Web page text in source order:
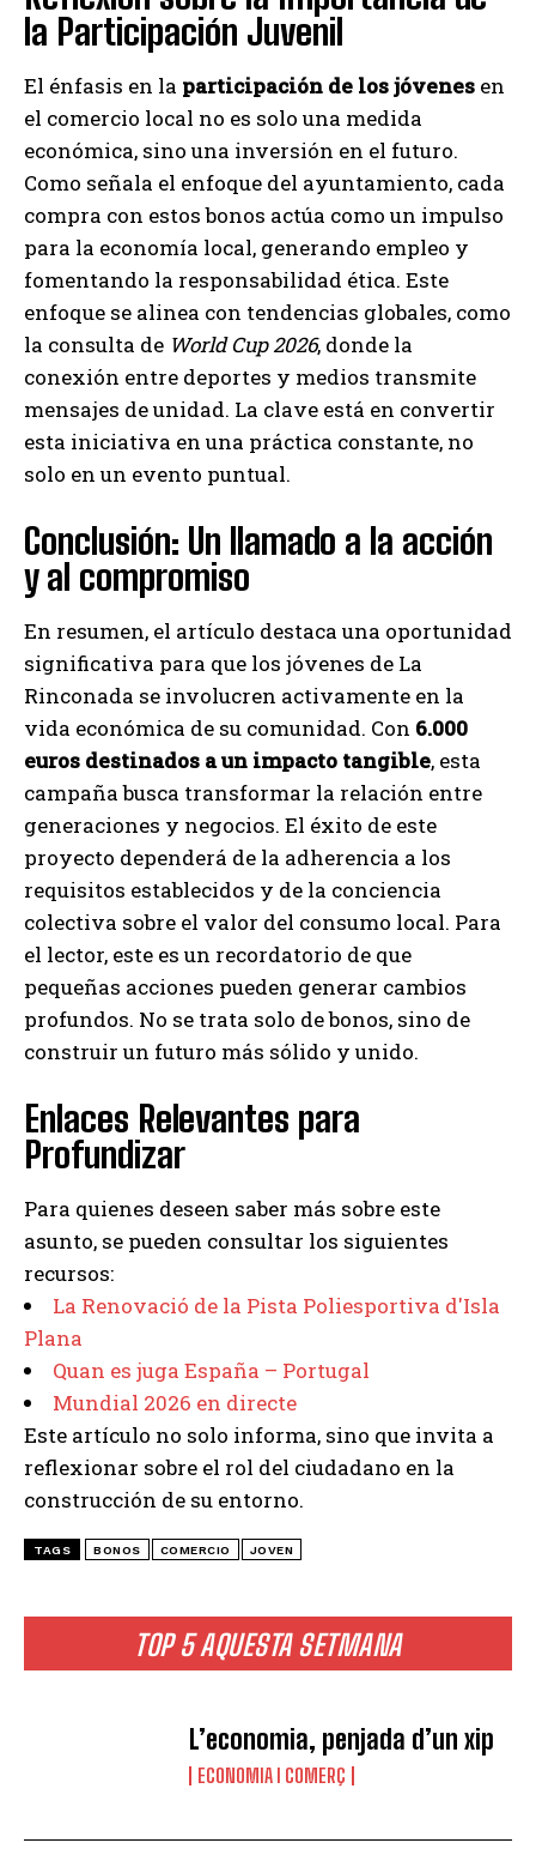
TOP 5 AQUESTA SETMANA
L’economia, penjada d’un xip
ECONOMIA I COMERÇ
la Participación Juvenil
El énfasis en la participación de los jóvenes en
el comercio local no es solo una medida
económica, sino una inversión en el futuro.
Como señala el enfoque del ayuntamiento, cada
compra con estos bonos actúa como un impulso
para la economía local, generando empleo y
fomentando la responsabilidad ética. Este
enfoque se alinea con tendencias globales, como
la consulta de World Cup 2026, donde la
conexión entre deportes y medios transmite
mensajes de unidad. La clave está en convertir
esta iniciativa en una práctica constante, no
solo en un evento puntual.
Conclusión: Un llamado a la acción
y al compromiso
En resumen, el artículo destaca una oportunidad
significativa para que los jóvenes de La
Rinconada se involucren activamente en la
vida económica de su comunidad. Con 6.000
euros destinados a un impacto tangible, esta
campaña busca transformar la relación entre
generaciones y negocios. El éxito de este
proyecto dependerá de la adherencia a los
requisitos establecidos y de la conciencia
colectiva sobre el valor del consumo local. Para
el lector, este es un recordatorio de que
pequeñas acciones pueden generar cambios
profundos. No se trata solo de bonos, sino de
construir un futuro más sólido y unido.
Enlaces Relevantes para
Profundizar
Para quienes deseen saber más sobre este
asunto, se pueden consultar los siguientes
recursos:
La Renovació de la Pista Poliesportiva d'Isla
Plana
Quan es juga España – Portugal
Mundial 2026 en directe
Este artículo no solo informa, sino que invita a
reflexionar sobre el rol del ciudadano en la
construcción de su entorno.
TAGS BONOS COMERCIO JOVEN